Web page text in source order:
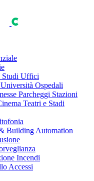
Studi Uffici
Ospedali
Parcheggi Stazioni
Teatri e Stadi
Building Automation
Incendi
Accessi